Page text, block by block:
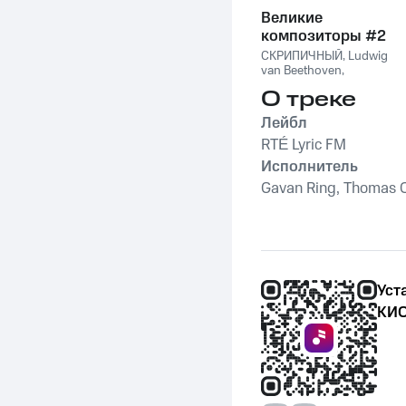
Великие
композиторы #2
СКРИПИЧНЫЙ, Ludwig
van Beethoven,
Франц Шуберт,Vivaldi
String Orchestra
Антонио Вивальди
О треке
Лейбл
RTÉ Lyric FM
Исполнитель
Gavan Ring, Thomas